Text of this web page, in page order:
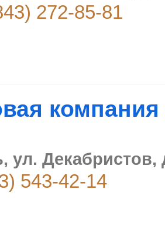
272-85-81
компания
ул. Декабристов,
543-42-14